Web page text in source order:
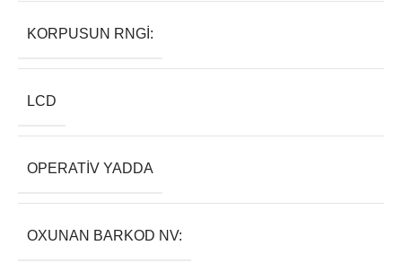
KORPUSUN RNGI:
LCD
OPERATIV YADDA
OXUNAN BARKOD NV: